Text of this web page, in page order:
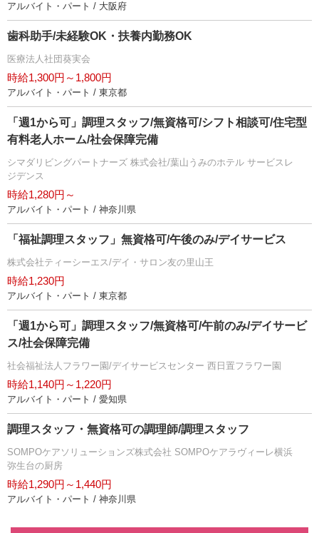
アルバイト・パート / 大阪府
歯科助手/未経験OK・扶養内勤務OK
医療法人社団葵実会
時給1,300円～1,800円
アルバイト・パート / 東京都
「週1から可」調理スタッフ/無資格可/シフト相談可/住宅型
有料老人ホーム/社会保障完備
シマダリビングパートナーズ 株式会社/葉山うみのホテル サービスレ
ジデンス
時給1,280円～
アルバイト・パート / 神奈川県
「福祉調理スタッフ」無資格可/午後のみ/デイサービス
株式会社ティーシーエス/デイ・サロン友の里山王
時給1,230円
アルバイト・パート / 東京都
「週1から可」調理スタッフ/無資格可/午前のみ/デイサービ
ス/社会保障完備
社会福祉法人フラワー園/デイサービスセンター 西日置フラワー園
時給1,140円～1,220円
アルバイト・パート / 愛知県
調理スタッフ・無資格可の調理師/調理スタッフ
SOMPOケアソリューションズ株式会社 SOMPOケアラヴィーレ横浜
弥生台の厨房
時給1,290円～1,440円
アルバイト・パート / 神奈川県